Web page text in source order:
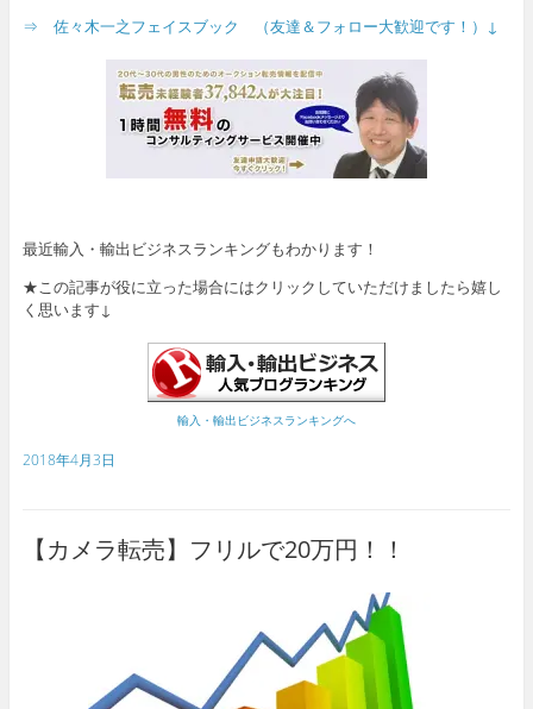
⇒ 佐々木一之フェイスブック （友達＆フォロー大歓迎です！）↓
最近輸入・輸出ビジネスランキングもわかります！
★この記事が役に立った場合にはクリックしていただけましたら嬉し
く思います↓
輸入・輸出ビジネスランキングへ
2018年4月3日
【カメラ転売】フリルで20万円！！